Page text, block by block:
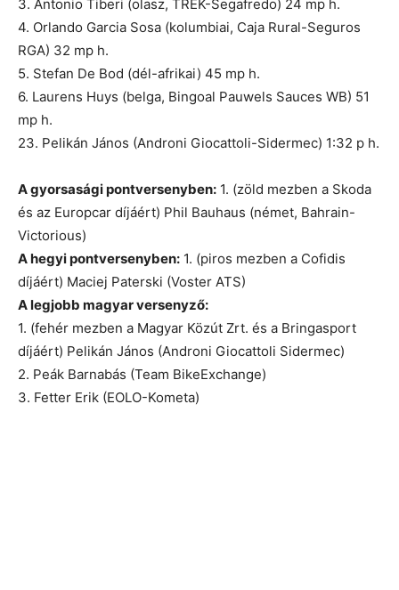
3. Antonio Tiberi (olasz, TREK-Segafredo) 24 mp h.
4. Orlando Garcia Sosa (kolumbiai, Caja Rural-Seguros
RGA) 32 mp h.
5. Stefan De Bod (dél-afrikai) 45 mp h.
6. Laurens Huys (belga, Bingoal Pauwels Sauces WB) 51
mp h.
23. Pelikán János (Androni Giocattoli-Sidermec) 1:32 p h.
A gyorsasági pontversenyben: 1. (zöld mezben a Skoda
és az Europcar díjáért) Phil Bauhaus (német, Bahrain-
Victorious)
A hegyi pontversenyben: 1. (piros mezben a Cofidis
díjáért) Maciej Paterski (Voster ATS)
A legjobb magyar versenyző:
1. (fehér mezben a Magyar Közút Zrt. és a Bringasport
díjáért) Pelikán János (Androni Giocattoli Sidermec)
2. Peák Barnabás (Team BikeExchange)
3. Fetter Erik (EOLO-Kometa)